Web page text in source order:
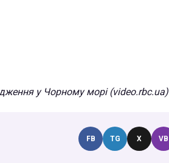
у Чорному морі (video.rbc.ua)
FB TG X VB